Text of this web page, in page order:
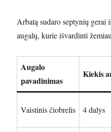
Arbatą sudaro septynių gerai
augalų, kurie išvardinti
Augalo
pavadinimas
Kiekis
Vaistinis čiobrelis 4 dalys